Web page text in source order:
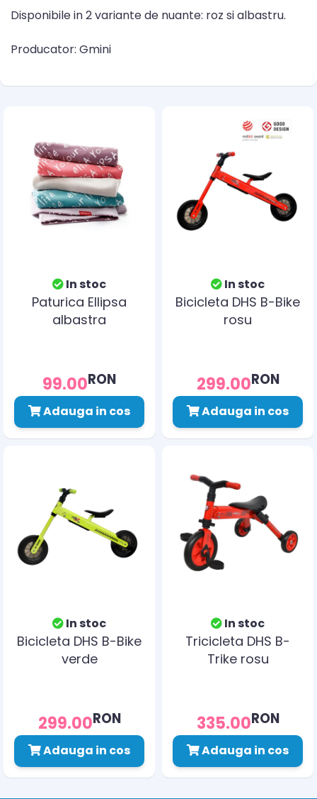
Disponibile in 2 variante de nuante: roz si albastru.
Producator: Gmini
In stoc
Paturica Ellipsa
albastra
99.00RON
Adauga in cos
In stoc
Bicicleta DHS B-Bike
rosu
299.00RON
Adauga in cos
In stoc
Bicicleta DHS B-Bike
verde
299.00RON
Adauga in cos
In stoc
Tricicleta DHS B-
Trike rosu
335.00RON
Adauga in cos